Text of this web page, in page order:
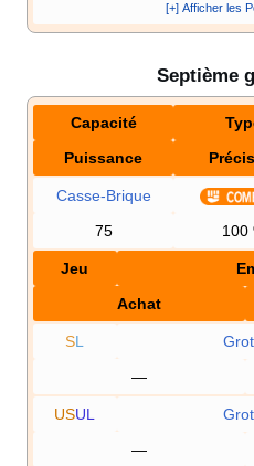
[+] Afficher les
Septième
Capacité
Puissance
Casse-Brique
75
100
Jeu
Achat
SL
—
USUL
—